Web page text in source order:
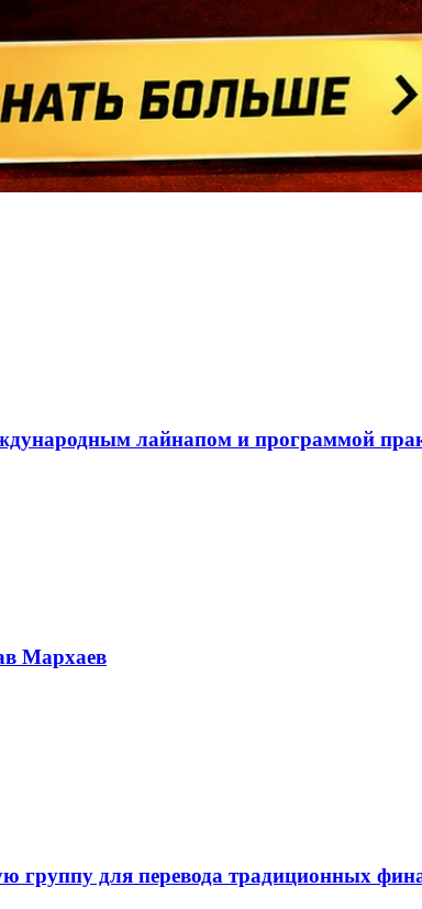
лайнапом и программой
Мархаев
группу для перевода традиционных